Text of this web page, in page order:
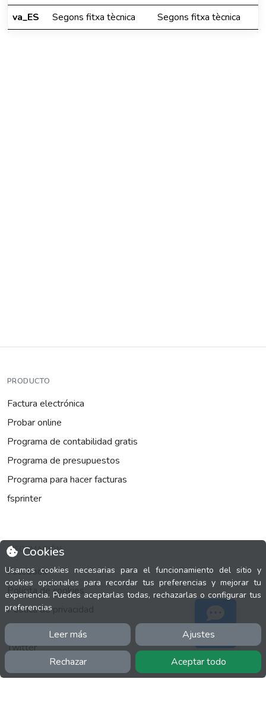
va_ES Segons fitxa tècnica Segons fitxa tècnica
Cookies
Usamos cookies necesarias para el funcionamiento del sitio y
cookies opcionales para recordar tus preferencias y mejorar tu
experiencia. Puedes aceptarlas todas, rechazarlas o configurar tus
preferencias
Leer más Ajustes
Rechazar Aceptar todo
PRODUCTO
Factura electrónica
Probar online
Programa de contabilidad gratis
Programa de presupuestos
Programa para hacer facturas
fsprinter
INFORMACIÓN
Facebook
Polícita de cookies
Política de privacidad
Términos y condiciones
Twitter
Soporte